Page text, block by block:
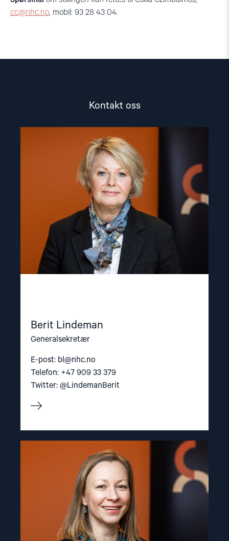
cc@nhc.no, mobil: 93 28 43 04.
Kontakt oss
Berit Lindeman
Generalsekretær
E-post: bl@nhc.no
Telefon: +47 909 33 379
Twitter: @LindemanBerit
article
"Berit
Lindeman"
article
"Csilla
Czimbalmos"